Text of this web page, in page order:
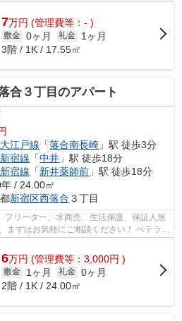
7万円 (管理費等：- )
敷金 0ヶ月 礼金
1ヶ月
3階 / 1K / 17.55㎡
合３丁目のアパート
江戸線 「落合南長崎 」駅 徒歩3分
宿線 「中井 」駅 徒歩18分
宿線 「新井薬師前 」駅 徒歩18分
/ 24.00㎡
新宿区西落合 ３丁目
フリーター、水商売、生活保護、保証人無
まずはお気軽にご相談ください！ べテラン
...
6万円 (管理費等：3,000円 )
敷金 1ヶ月 礼金 0ヶ月
2階 / 1K / 24.00㎡